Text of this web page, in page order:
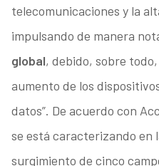
telecomunicaciones y la
impulsando de manera
global, debido, sobre
aumento de los
datos”. De acuerdo con
se está caracterizando en
surgimiento de cinco